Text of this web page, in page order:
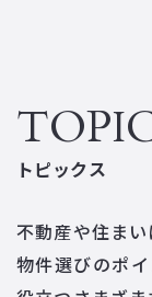
トピックス
不動産や住まい
物件選びのポ